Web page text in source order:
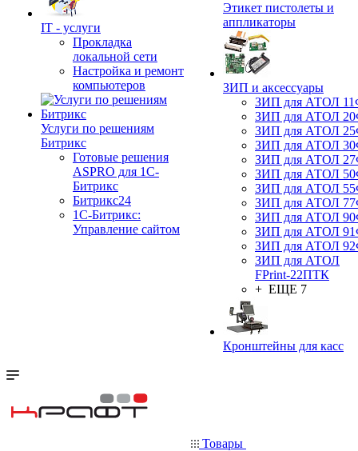
IT - услуги
Прокладка
локальной сети
Настройка и ремонт
компьютеров
Услуги по решениям
Битрикс
Готовые решения
ASPRO для 1С-
Битрикс
Битрикс24
1С-Битрикс:
Управление сайтом
Этикет пистолеты и
аппликаторы
ЗИП и аксессуары
ЗИП для АТОЛ
ЗИП для АТОЛ
ЗИП для АТОЛ
ЗИП для АТОЛ
ЗИП для АТОЛ
ЗИП для АТОЛ
ЗИП для АТОЛ
ЗИП для АТОЛ
ЗИП для АТОЛ
ЗИП для АТОЛ
ЗИП для АТОЛ
ЗИП для АТОЛ
FPrint-22ПТК
+ ЕЩЕ 7
Кронштейны для касс
Товары